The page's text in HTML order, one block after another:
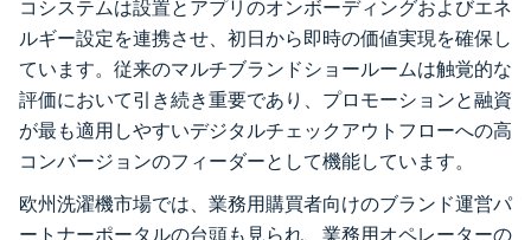
コシステムは設置とアプリのオンボーディングおよびエネ
ルギー設定を連携させ、初日から即時の価値実現を確保し
ています。従来のマルチブランドショールームは触覚的な
評価において引き続き重要であり、プロモーションと融資
が最も適用しやすいデジタルチェックアウトフローへの高
コンバージョンのフィーダーとして機能しています。
欧州洗濯機市場では、業務用購買者向けのブランド運営パ
ートナーポータルの台頭も見られ、業務用オペレーターの